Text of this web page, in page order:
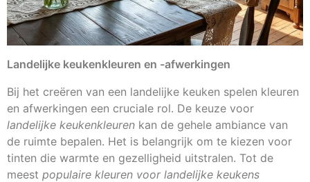
Landelijke keukenkleuren en -afwerkingen
Bij het creëren van een landelijke keuken spelen kleuren
en afwerkingen een cruciale rol. De keuze voor
landelijke keukenkleuren kan de gehele ambiance van
de ruimte bepalen. Het is belangrijk om te kiezen voor
tinten die warmte en gezelligheid uitstralen. Tot de
meest populaire kleuren voor landelijke keukens